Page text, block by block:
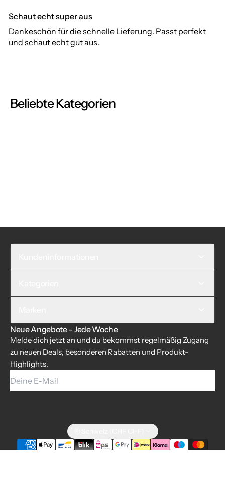
Schaut echt super aus
Dankeschön für die schnelle Lieferung. Passt perfekt
und schaut echt gut aus.
Beliebte Kategorien
Neue Angebote - Jede Woche
Melde dich jetzt an und du bekommst regelmäßig Zugang
zu neuen Deals, besonderen Rabatten und Produkt-
Highlights.
Deine E-Mail